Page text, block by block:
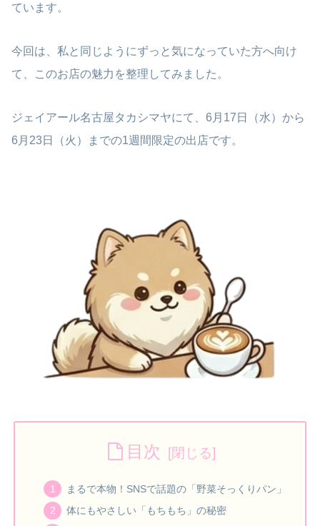
ています。
今回は、私と同じようにずっと気になっていた方へ向け
て、このお店の魅力を整理してみました。
ジェイアール名古屋タカシマヤにて、6月17日（水）から
6月23日（火）までの1週間限定の出店です。
目次
まるで本物！SNSで話題の「野菜そっくりパン」
体にもやさしい「もちもち」の秘密